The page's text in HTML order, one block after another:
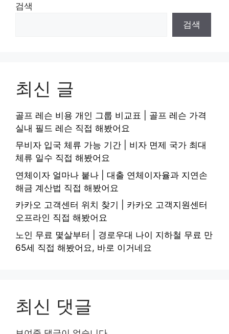
검색
검색
최신 글
골프 레슨 비용 개인 그룹 비교표 | 골프 레슨 가격
실내 필드 레슨 직접 해봤어요
무비자 입국 체류 가능 기간 | 비자 면제 국가 최대
체류 일수 직접 해봤어요
연체이자 얼마나 붙나 | 대출 연체이자율과 지연손
해금 계산법 직접 해봤어요
카카오 고객센터 위치 찾기 | 카카오 고객지원센터
오프라인 직접 해봤어요
노인 무료 몇살부터 | 경로우대 나이 지하철 무료 만
65세 직접 해봤어요, 바로 이거네요
최신 댓글